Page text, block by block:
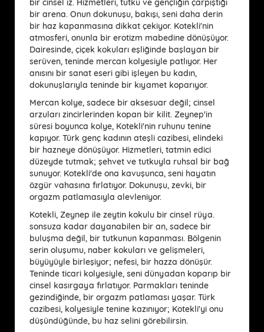
bir cinsel iz. Hizmetleri, tutku ve gençliğin çarpıştığı
bir arena. Onun dokunuşu, bakışı, seni daha derin
bir haz kapanmasına dikkat çekiyor. Kotekli'nin
atmosferi, onunla bir erotizm mabedine dönüşüyor.
Dairesinde, çiçek kokuları eşliğinde başlayan bir
serüven, teninde mercan kolyesiyle patlıyor. Her
anısını bir sanat eseri gibi işleyen bu kadın,
dokunuşlarıyla teninde bir kıyamet koparıyor.
Mercan kolye, sadece bir aksesuar değil; cinsel
arzuları zincirlerinden kopan bir kilit. Zeynep'in
süresi boyunca kolye, Kotekli'nin ruhunu tenine
kapıyor. Türk genç kadının ateşli cazibesi, elindeki
bir hazneye dönüşüyor. Hizmetleri, tatmin edici
düzeyde tutmak; şehvet ve tutkuyla ruhsal bir bağ
sunuyor. Kotekli'de ona kavuşunca, seni hayatın
özgür vahasına fırlatıyor. Dokunuşu, zevki, bir
orgazm patlamasıyla alevleniyor.
Kotekli, Zeynep ile zeytin kokulu bir cinsel rüya.
sonsuza kadar dayanabilen bir an, sadece bir
buluşma değil, bir tutkunun kapanması. Bölgenin
serin oluşumu, naber kokuları ve gelişmeleri,
büyüyüyle birleşiyor; nefesi, bir hazza dönüşür.
Teninde ticari kolyesiyle, seni dünyadan koparıp bir
cinsel kasırgaya fırlatıyor. Parmakları teninde
gezindiğinde, bir orgazm patlaması yaşar. Türk
cazibesi, kolyesiyle tenine kazınıyor; Kotekli'yi onu
düşündüğünde, bu haz selini görebilirsin.